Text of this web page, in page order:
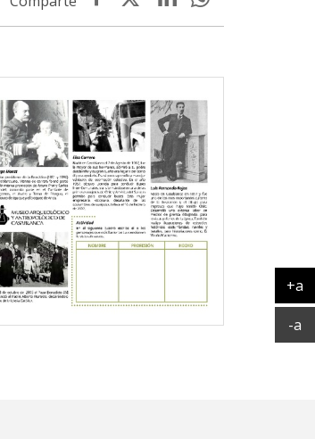
+a
-a